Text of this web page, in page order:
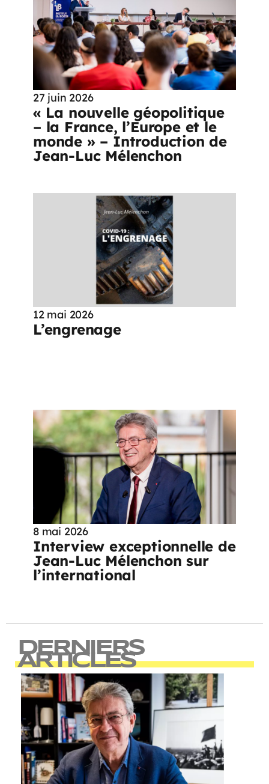
27 juin 2026
« La nouvelle géopolitique
– la France, l’Europe et le
monde » – Introduction de
Jean-Luc Mélenchon
12 mai 2026
L’engrenage
8 mai 2026
Interview exceptionnelle de
Jean-Luc Mélenchon sur
l’international
DERNIERS
ARTICLES